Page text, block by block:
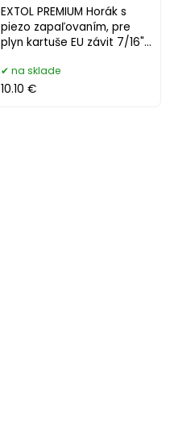
EXTOL PREMIUM Horák s
piezo zapaľovaním, pre
plyn kartuše EU závit 7/16",
na sklade
10.10 €